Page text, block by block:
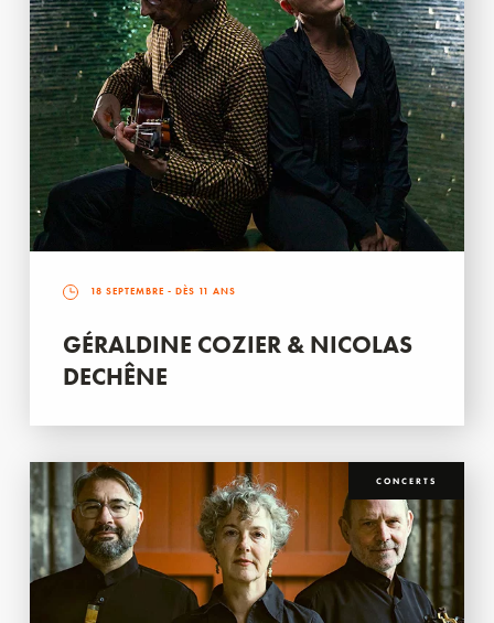
18 SEPTEMBRE - DÈS 11 ANS
GÉRALDINE COZIER & NICOLAS
DECHÊNE
CONCERTS